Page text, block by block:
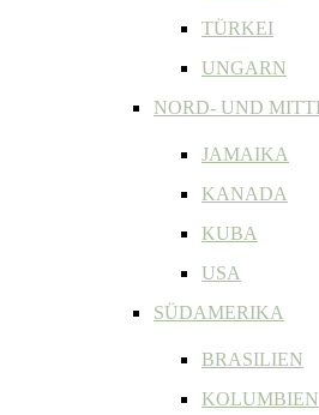
TÜRKEI
UNGARN
NORD- UND
JAMAIKA
KANADA
KUBA
USA
SÜDAMERIKA
BRASILIEN
KOLUMBIEN